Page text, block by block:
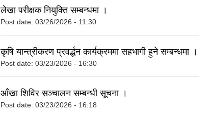
लेखा परीक्षक नियुक्ति सम्बन्धमा ।
Post date: 03/26/2026 - 11:30
कृषि यान्त्रीकरण प्रवर्द्धन कार्यक्रममा सहभागी हुने सम्बन्धमा ।
Post date: 03/23/2026 - 16:30
आँखा शिविर सञ्चालन सम्बन्धी सूचना ।
Post date: 03/23/2026 - 16:18